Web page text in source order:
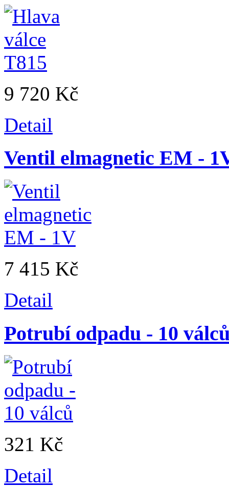
9 720 Kč
Detail
Ventil elmagnetic EM -
7 415 Kč
Detail
Potrubí odpadu - 10
321 Kč
Detail